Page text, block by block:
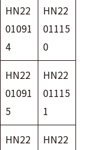
HN22
01091
4
HN22
01115
0
HN22
01091
5
HN22
01115
1
HN22
HN22